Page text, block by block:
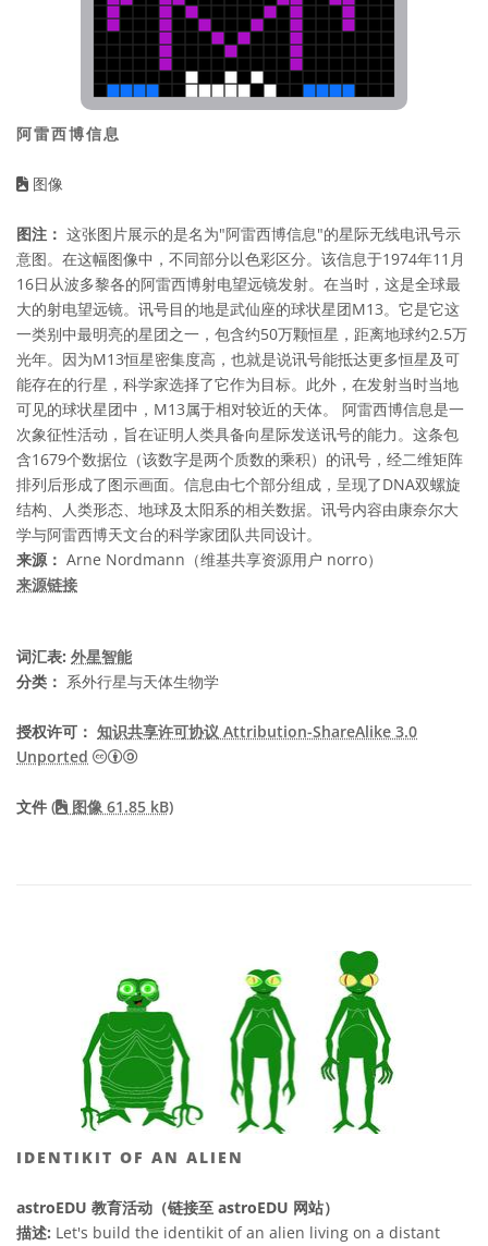
阿雷西博信息
图像
图注： 这张图片展示的是名为"阿雷西博信息"的星际无线电讯号示
意图。在这幅图像中，不同部分以色彩区分。该信息于1974年11月
16日从波多黎各的阿雷西博射电望远镜发射。在当时，这是全球最
大的射电望远镜。讯号目的地是武仙座的球状星团M13。它是它这
一类别中最明亮的星团之一，包含约50万颗恒星，距离地球约2.5万
光年。因为M13恒星密集度高，也就是说讯号能抵达更多恒星及可
能存在的行星，科学家选择了它作为目标。此外，在发射当时当地
可见的球状星团中，M13属于相对较近的天体。 阿雷西博信息是一
次象征性活动，旨在证明人类具备向星际发送讯号的能力。这条包
含1679个数据位（该数字是两个质数的乘积）的讯号，经二维矩阵
排列后形成了图示画面。信息由七个部分组成，呈现了DNA双螺旋
结构、人类形态、地球及太阳系的相关数据。讯号内容由康奈尔大
学与阿雷西博天文台的科学家团队共同设计。
来源： Arne Nordmann（维基共享资源用户 norro）
来源链接
词汇表: 外星智能
分类： 系外行星与天体生物学
授权许可： 知识共享许可协议 Attribution-ShareAlike 3.0
Unported
知识共享许可协议 Attribution-ShareAlike 3.0
文件 ( 图像 61.85 kB)
IDENTIKIT OF AN ALIEN
astroEDU 教育活动（链接至 astroEDU 网站）
描述: Let's build the identikit of an alien living on a distant